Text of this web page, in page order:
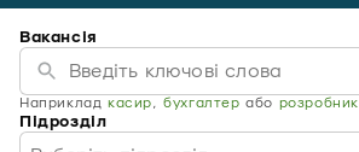
Вакансія
Наприклад касир,бухгалтер або розробник
Підрозділ